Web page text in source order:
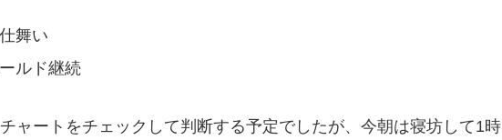
舞い
ルド継続
ャートをチェックして判断する予定でしたが、今朝は寝坊して1時